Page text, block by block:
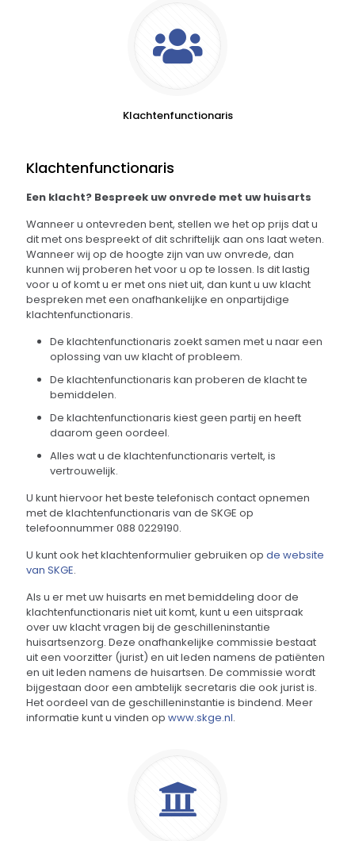
Klachtenfunctionaris
Klachtenfunctionaris
Een klacht? Bespreek uw onvrede met uw huisarts
Wanneer u ontevreden bent, stellen we het op prijs dat u
dit met ons bespreekt of dit schriftelijk aan ons laat weten.
Wanneer wij op de hoogte zijn van uw onvrede, dan
kunnen wij proberen het voor u op te lossen. Is dit lastig
voor u of komt u er met ons niet uit, dan kunt u uw klacht
bespreken met een onafhankelijke en onpartijdige
klachtenfunctionaris.
De klachtenfunctionaris zoekt samen met u naar een
oplossing van uw klacht of probleem.
De klachtenfunctionaris kan proberen de klacht te
bemiddelen.
De klachtenfunctionaris kiest geen partij en heeft
daarom geen oordeel.
Alles wat u de klachtenfunctionaris vertelt, is
vertrouwelijk.
U kunt hiervoor het beste telefonisch contact opnemen
met de klachtenfunctionaris van de SKGE op
telefoonnummer088 0229190.
U kunt ook het klachtenformulier gebruiken op de website
van SKGE.
Als u er met uw huisarts en met bemiddeling door de
klachtenfunctionaris niet uit komt, kunt u een uitspraak
over uw klacht vragen bij de geschilleninstantie
huisartsenzorg. Deze onafhankelijke commissie bestaat
uit een voorzitter (jurist) en uit leden namens de patiënten
en uit leden namens de huisartsen. De commissie wordt
bijgestaan door een ambtelijk secretaris die ook jurist is.
Het oordeel van de geschilleninstantie is bindend. Meer
informatie kunt u vinden op www.skge.nl.